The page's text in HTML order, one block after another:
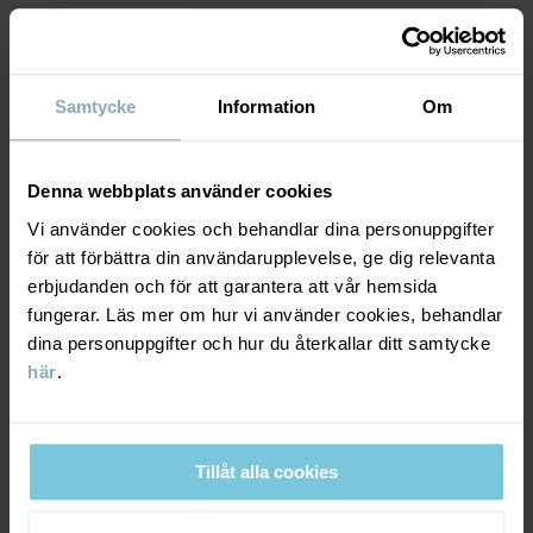
Samtycke Information Om
Denna webbplats använder cookies
Vi använder cookies och behandlar dina personuppgifter
för att förbättra din användarupplevelse, ge dig relevanta
erbjudanden och för att garantera att vår hemsida
fungerar. Läs mer om hur vi använder cookies, behandlar
dina personuppgifter och hur du återkallar ditt samtycke
här.
Tillåt alla cookies
Fabrik:Qingdao Sino Textile Technique Co Ltd
Läs mer
Material
100% Merino Wool
Skötselråd
TVÄTT
30°C ullprogram
Ej torktumling
HÅLLBARHET
LEVERANS & RETUR
Leverans & retur
Leverans
postnummer som ordern ska levereras till.
DU KANSKE OCKSÅ GILLAR